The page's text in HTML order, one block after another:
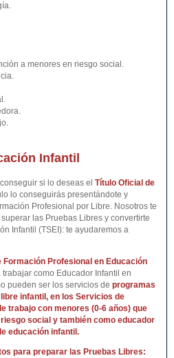
a menores en riesgo social.
Infantil
si lo deseas el Título Oficial de
lo conseguirás presentándote y
Profesional por Libre. Nosotros te
las Pruebas Libres y convertirte
Infantil (TSEI): te ayudaremos a
Formación Profesional en Educación
como Educador Infantil en
pueden ser los servicios de programas
infantil , en los Servicios de
trabajo con menores (0-6 años) que
social y también como educador
educación infantil .
para preparar las Pruebas Libres: